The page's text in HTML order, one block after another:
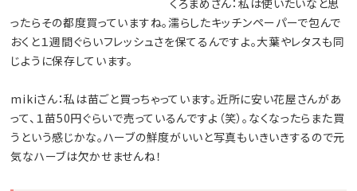
くろまめさん：私は使いたいなと思
ったらその都度買っていますね。濡らしたキッチンペーパーで包んで
おくと１週間ぐらいフレッシュさを保てるんですよ。大葉やレタスも同
じように保存しています。
mikiさん：私は苗ごと買っちゃっています。近所に安い花屋さんがあ
って、１苗50円ぐらいで売っているんですよ（笑）。なくなったらまた買
うという感じかな。ハーブの鮮度がいいと写真もいきいきするので元
気なハーブは欠かせませんね！